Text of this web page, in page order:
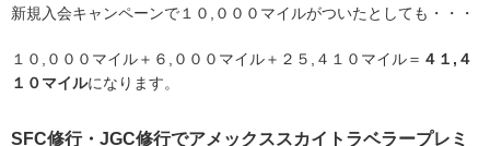
新規入会キャンペーンで１０,０００マイルがついたとしても・・・
１０,０００マイル＋６,０００マイル＋２５,４１０マイル＝ ４１,４
１０マイルになります。
SFC修行・JGC修行でアメックススカイトラベラープレミ